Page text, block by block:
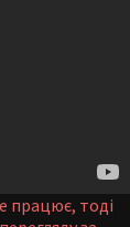
працює, тоді